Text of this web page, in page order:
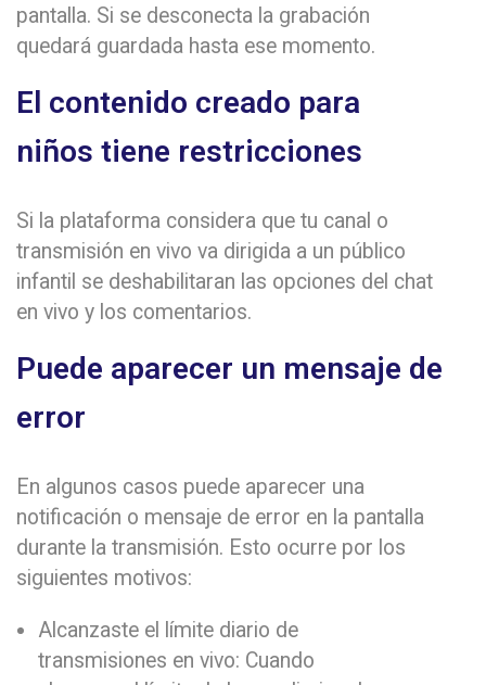
pantalla. Si se desconecta la grabación
quedará guardada hasta ese momento.
El contenido creado para
niños tiene restricciones
Si la plataforma considera que tu canal o
transmisión en vivo va dirigida a un público
infantil se deshabilitaran las opciones del chat
en vivo y los comentarios.
Puede aparecer un mensaje de
error
En algunos casos puede aparecer una
notificación o mensaje de error en la pantalla
durante la transmisión. Esto ocurre por los
siguientes motivos:
Alcanzaste el límite diario de
transmisiones en vivo: Cuando